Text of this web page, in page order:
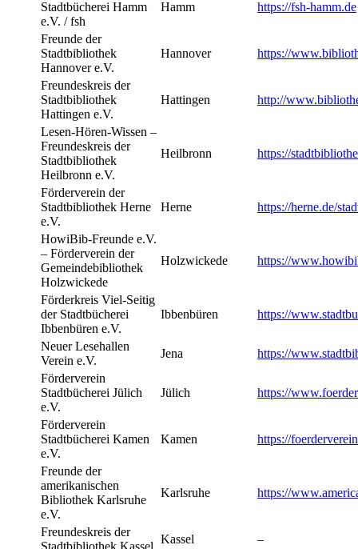
Stadtbücherei Hamm
e.V. / fsh
Hamm https://fsh-hamm.de
Freunde der
Stadtbibliothek
Hannover e.V.
Hannover https://
Freundeskreis der
Stadtbibliothek
Hattingen e.V.
Hattingen http://
Lesen-Hören-Wissen –
Freundeskreis der
Stadtbibliothek
Heilbronn e.V.
Heilbronn https://
Förderverein der
Stadtbibliothek Herne
e.V.
Herne https://herne.de/
HowiBib-Freunde e.V.
– Förderverein der
Gemeindebibliothek
Holzwickede
Holzwickede https://
Förderkreis Viel-Seitig
der Stadtbücherei
Ibbenbüren e.V.
Ibbenbüren https://
Neuer Lesehallen
Verein e.V.
Jena
https://
Förderverein
Stadtbücherei Jülich
e.V.
Jülich https://
Förderverein
Stadtbücherei Kamen
e.V.
Kamen https://
Freunde der
amerikanischen
Bibliothek Karlsruhe
e.V.
Karlsruhe https://
Freundeskreis der
Stadtbibliothek Kassel
Kassel –